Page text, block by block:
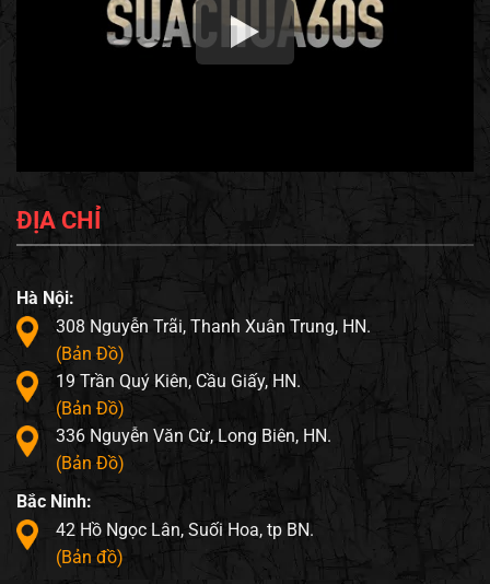
ĐỊA CHỈ
Hà Nội:
308 Nguyễn Trãi, Thanh Xuân Trung, HN.
(Bản Đồ)
19 Trần Quý Kiên, Cầu Giấy, HN.
(Bản Đồ)
336 Nguyễn Văn Cừ, Long Biên, HN.
(Bản Đồ)
Bắc Ninh:
42 Hồ Ngọc Lân, Suối Hoa, tp BN.
(Bản đồ)